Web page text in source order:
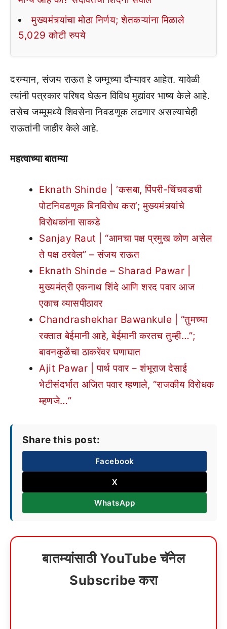
मुख्यमंत्र्यांचा मोठा निर्णय; शेतकऱ्यांना मिळाले
5,029 कोटी रुपये
दरम्यान, संजय राऊत हे जम्मूच्या दौऱ्यावर आहेत. यावेळी
त्यांनी पत्रकार परिषद घेऊन विविध मुद्यांवर भाष्य केले आहे.
तसेच जम्मूमध्ये शिवसेना निवडणूक लढणार असल्याचेही
राऊतांनी जाहीर केले आहे.
महत्वाच्या बातम्या
Eknath Shinde | ‘कसबा, पिंपरी-चिंचवडची
पोटनिवडणूक बिनविरोध करा’; मुख्यमंत्र्यांचे
विरोधकांना साकडे
Sanjay Raut | “आमचा पक्ष प्रमुख कोण असेल
ते पक्ष ठरवेल” – संजय राऊत
Eknath Shinde – Sharad Pawar |
मुख्यमंत्री एकनाथ शिंदे आणि शरद पवार आज
एकाच व्यासपीठावर
Chandrashekhar Bawankule | “तुमच्या
रक्तात बेईमानी आहे, बेईमानी करतच तुम्ही…”;
बावनकुळेंचा ठाकरेंवर घणाघात
Ajit Pawar | पार्थ पवार – शंभूराज देसाई
भेटीसंदर्भात अजित पवार म्हणाले, “राजकीय विरोधक
म्हणजे…”
Share this post:
Facebook
X
WhatsApp
बातम्यांसाठी YouTube चॅनेल
Subscribe करा